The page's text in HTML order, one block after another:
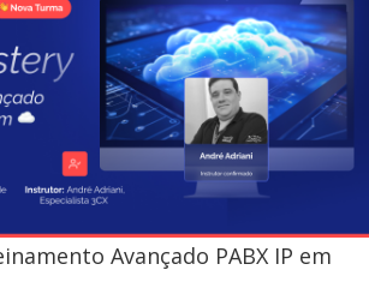
Avançado PABX IP em